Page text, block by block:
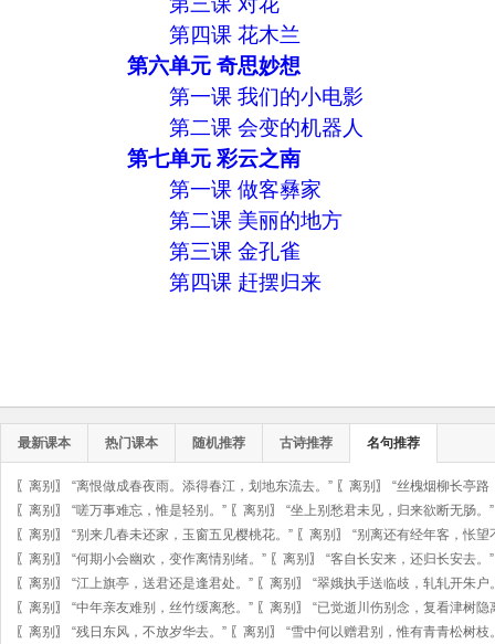
第四课 花木兰
第六单元 奇思妙想
第一课 我们的小电影
第二课 会变的机器人
第七单元 彩云之南
第一课 做客彝家
第二课 美丽的地方
第三课 金孔雀
第四课 赶摆归来
最新课本 热门课本 随机推荐 古诗推荐 名句推荐
〖 离别 〗 “离恨做成春夜雨。添得春江，划地东流去。” 〖 离别 〗 “丝槐烟柳长亭路
〖 离别 〗 “嗟万事难忘，惟是轻别。” 〖 离别 〗 “坐上别愁君未见，归来欲断无肠。”
〖 离别 〗 “别来几春未还家，玉窗五见樱桃花。” 〖 离别 〗 “别离还有经年客，怅望
〖 离别 〗 “何期小会幽欢，变作离情别绪。” 〖 离别 〗 “客自长安来，还归长安去。”
〖 离别 〗 “江上旗亭，送君还是逢君处。” 〖 离别 〗 “翠娥执手送临歧，轧轧开朱户
〖 离别 〗 “中年亲友难别，丝竹缓离愁。” 〖 离别 〗 “已觉逝川伤别念，复看津树隐
〖 离别 〗 “残日东风，不放岁华去。” 〖 离别 〗 “雪中何以赠君别，惟有青青松树枝